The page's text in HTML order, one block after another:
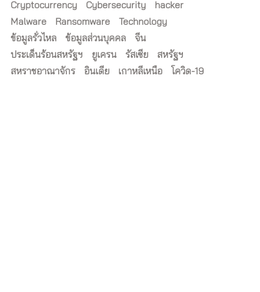
Cryptocurrency
Cybersecurity
hacker
Malware
Ransomware
Technology
ข้อมูลรั่วไหล
ข้อมูลส่วนบุคคล
จีน
ประเด็นร้อนสหรัฐฯ
ยูเครน รัสเซีย
สหรัฐฯ
สหราชอาณาจักร
อินเดีย เกาหลีเหนือ โควิด-19